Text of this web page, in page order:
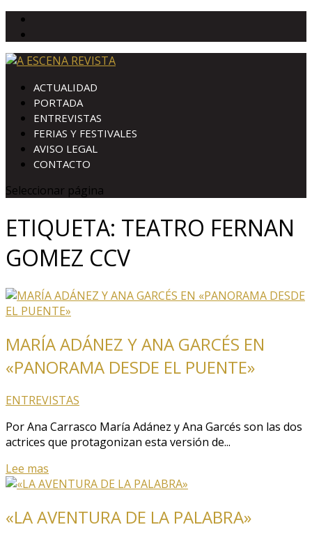
ACTUALIDAD
PORTADA
ENTREVISTAS
FERIAS Y FESTIVALES
AVISO LEGAL
CONTACTO
Seleccionar página
ETIQUETA: TEATRO FERNAN
GOMEZ CCV
MARÍA ADÁNEZ Y ANA GARCÉS EN
«PANORAMA DESDE EL PUENTE»
ENTREVISTAS
Por Ana Carrasco María Adánez y Ana Garcés son las dos
actrices que protagonizan esta versión de...
Lee mas
«LA AVENTURA DE LA PALABRA»